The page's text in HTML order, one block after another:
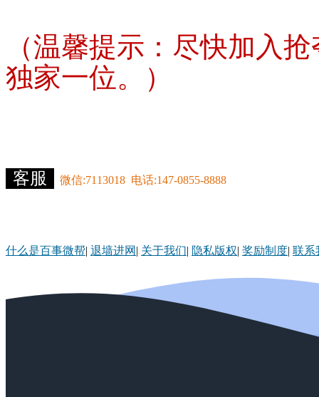
（温馨提示：尽快加入
独家一位。）
客服 微信:7113018 电话:147-0855-8888
什么是百事微帮| 退墙进网 | 关于我们| 隐私版权| 奖励制度| 联系